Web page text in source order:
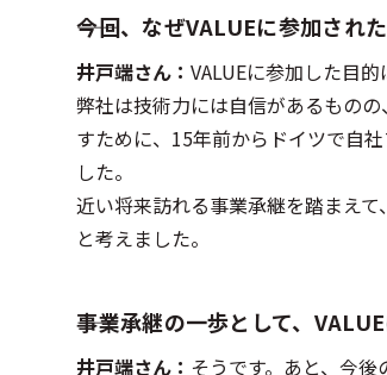
――今回、なぜVALUEに参加され
井戸端さん： VALUEに参加した目
弊社は技術力には自信があるもの
すために、15年前からドイツで自
した。
近い将来訪れる事業承継を踏まえ
と考えました。
――事業承継の一歩として、
井戸端さん： そうです。あと、今